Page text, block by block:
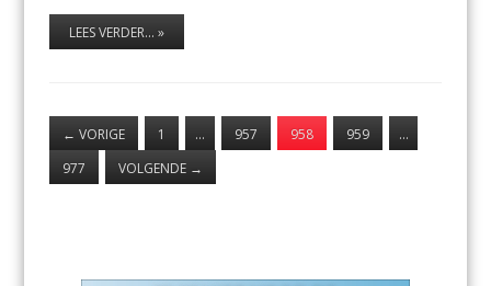
LEES VERDER... »
← VORIGE 1 … 957 958 959
…
977
VOLGENDE →